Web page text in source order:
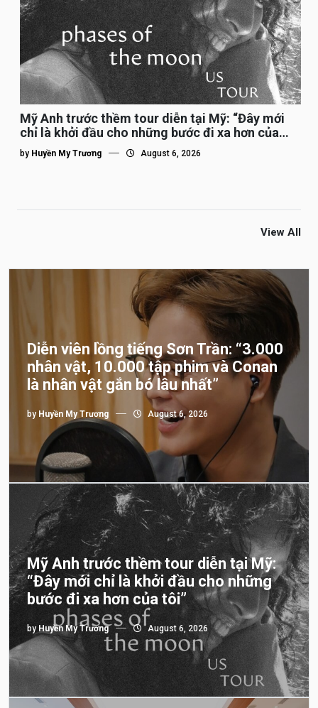
Mỹ Anh trước thềm tour diễn tại Mỹ: “Đây mới
chỉ là khởi đầu cho những bước đi xa hơn của
tôi”
by Huyền My Trương August 6, 2026
View All
Diễn viên lồng tiếng Sơn Trần: “3.000
nhân vật, 10.000 tập phim và Conan
là nhân vật gắn bó lâu nhất”
by Huyền My Trương August 6, 2026
Mỹ Anh trước thềm tour diễn tại Mỹ:
“Đây mới chỉ là khởi đầu cho những
bước đi xa hơn của tôi”
by Huyền My Trương August 6, 2026